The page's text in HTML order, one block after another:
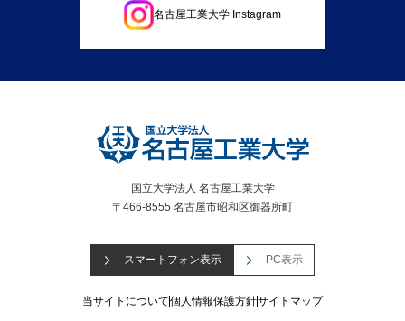
名古屋工業大学 Instagram
国立大学法人 名古屋工業大学
〒466-8555 名古屋市昭和区御器所町
スマートフォン表示 PC表示
当サイトについて個人情報保護方針サイトマップ